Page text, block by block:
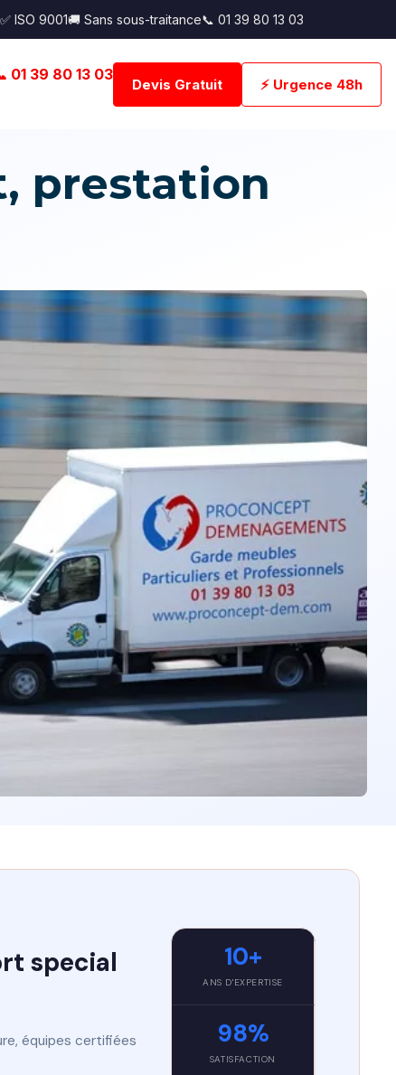
✅ ISO 9001🚚 Sans sous-traitance📞 01 39 80 13 03
01 39 80 13 03
Devis Gratuit ⚡ Urgence 48h
prestation
special
équipes certifiées
10+
ANS D'EXPERTISE
98%
SATISFACTION